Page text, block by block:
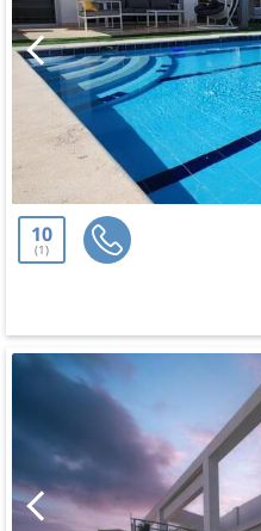
10
1